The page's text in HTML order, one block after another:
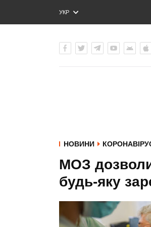
УКР
ENG
НОВИНИ
МОЗ
будь-яку